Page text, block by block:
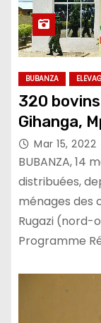
BUBANZA
320
Gihanga,
Mar 15, 2022
BUBANZA, 14
distribuées,
ménages des
Rugazi (nord-
Programme